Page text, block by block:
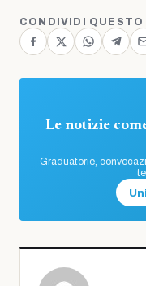
CONDIVIDI QUESTO
Le notizie
Graduatorie,